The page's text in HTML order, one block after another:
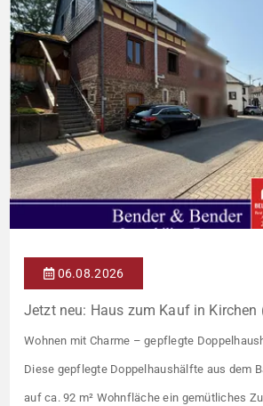
Modern gefliestes Badezimmer mit großem
Beheizung über eine […]
06.08.2026
Jetzt neu: Haus zum Kauf in Kirchen
Wohnen mit Charme – gepflegte
Diese gepflegte Doppelhaushälfte aus dem
auf ca. 92 m² Wohnfläche ein gemütliches